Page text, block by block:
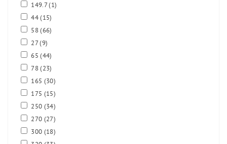
149.7(1)
44(15)
58(66)
27(9)
65(44)
78(23)
165 (30)
175 (15)
250 (34)
270 (27)
300 (18)